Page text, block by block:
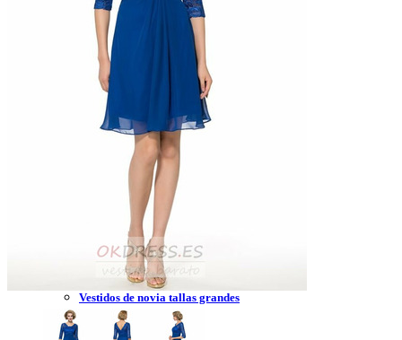
Vestidos de novia 2023
Vestidos de novia sin tirantes
Vestidos de novia encaje
Vestidos de novia corte princesa
Vestidos de novia sencillo
Vestidos de novia corte sirena
Vestidos de novia corto
Vestidos de novia espalda descubierta
Vestidos de novia tallas grandes
Vestidos de novia blanco